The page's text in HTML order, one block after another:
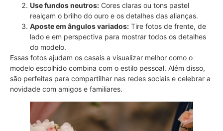
Use fundos neutros: Cores claras ou tons pastel
realçam o brilho do ouro e os detalhes das alianças.
Aposte em ângulos variados: Tire fotos de frente, de
lado e em perspectiva para mostrar todos os detalhes
do modelo.
Essas fotos ajudam os casais a visualizar melhor como o
modelo escolhido combina com o estilo pessoal. Além disso,
são perfeitas para compartilhar nas redes sociais e celebrar a
novidade com amigos e familiares.